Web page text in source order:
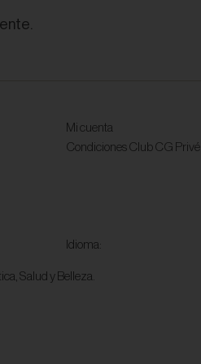
Mi cuenta
Condiciones Club CG Privé
Idioma:
Salud y Belleza.